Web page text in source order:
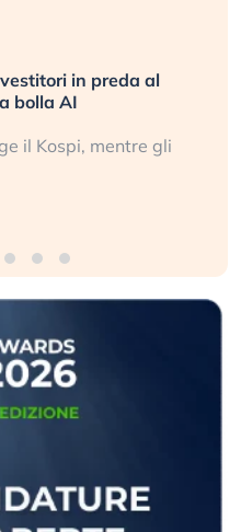
in preda al
bolla AI
il Kospi, mentre gli